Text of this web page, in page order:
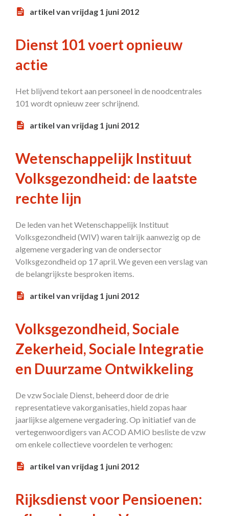
artikel van vrijdag 1 juni 2012
Dienst 101 voert opnieuw
actie
Het blijvend tekort aan personeel in de noodcentrales
101 wordt opnieuw zeer schrijnend.
artikel van vrijdag 1 juni 2012
Wetenschappelijk Instituut
Volksgezondheid: de laatste
rechte lijn
De leden van het Wetenschappelijk Instituut
Volksgezondheid (WIV) waren talrijk aanwezig op de
algemene vergadering van de ondersector
Volksgezondheid op 17 april. We geven een verslag van
de belangrijkste besproken items.
artikel van vrijdag 1 juni 2012
Volksgezondheid, Sociale
Zekerheid, Sociale Integratie
en Duurzame Ontwikkeling
De vzw Sociale Dienst, beheerd door de drie
representatieve vakorganisaties, hield zopas haar
jaarlijkse algemene vergadering. Op initiatief van de
vertegenwoordigers van ACOD AMiO besliste de vzw
om enkele collectieve voordelen te verhogen:
artikel van vrijdag 1 juni 2012
Rijksdienst voor Pensioenen: